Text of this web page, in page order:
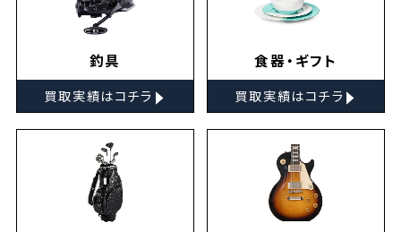
釣具
買取実績はコチラ ▸
食器・ギフト
買取実績はコチラ ▸